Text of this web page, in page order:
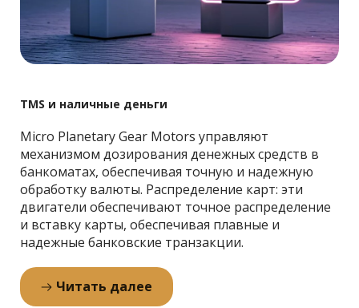
TMS и наличные деньги
Micro Planetary Gear Motors управляют
механизмом дозирования денежных средств в
банкоматах, обеспечивая точную и надежную
обработку валюты. Распределение карт: эти
двигатели обеспечивают точное распределение
и вставку карты, обеспечивая плавные и
надежные банковские транзакции.
Читать далее